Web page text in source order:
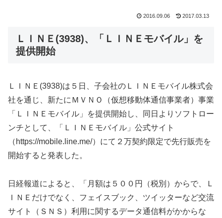
2016.09.06 2017.03.13
ＬＩＮＥ(3938)、「ＬＩＮＥモバイル」を
提供開始
ＬＩＮＥ(3938)は５日、子会社のＬＩＮＥモバイル株式会
社を通じ、新たにＭＶＮＯ（仮想移動体通信事業者）事業
「ＬＩＮＥモバイル」を提供開始し、同日よりソフトロー
ンチとして、「ＬＩＮＥモバイル」公式サイト
（https://mobile.line.me/）にて２万契約限定で先行販売を
開始すると発表した。
日経報道によると、「月額は５００円（税別）からで、Ｌ
ＩＮＥだけでなく、フェイスブック、ツイッターなど交流
サイト（ＳＮＳ）利用に関するデータ通信料がかからな